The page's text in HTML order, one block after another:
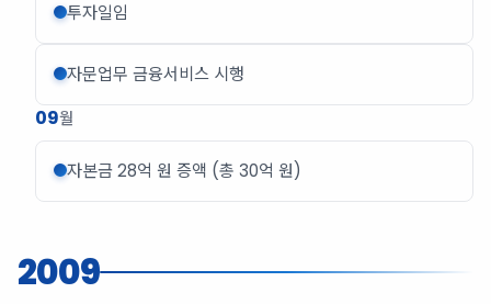
투자일임
자문업무 금융서비스 시행
09월
자본금 28억 원 증액 (총 30억 원)
2009